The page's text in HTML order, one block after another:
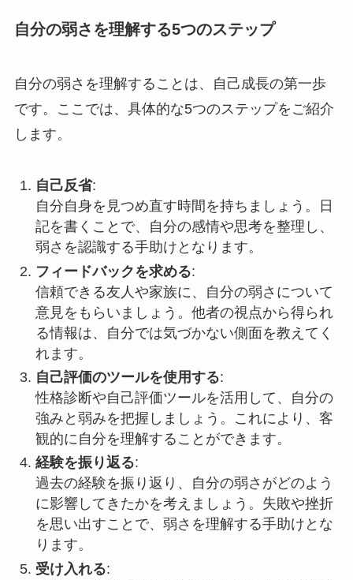
自分の弱さを理解する5つのステップ
自分の弱さを理解することは、自己成長の第一歩
です。ここでは、具体的な5つのステップをご紹介
します。
自己反省:
自分自身を見つめ直す時間を持ちましょう。日
記を書くことで、自分の感情や思考を整理し、
弱さを認識する手助けとなります。
フィードバックを求める:
信頼できる友人や家族に、自分の弱さについて
意見をもらいましょう。他者の視点から得られ
る情報は、自分では気づかない側面を教えてく
れます。
自己評価のツールを使用する:
性格診断や自己評価ツールを活用して、自分の
強みと弱みを把握しましょう。これにより、客
観的に自分を理解することができます。
経験を振り返る:
過去の経験を振り返り、自分の弱さがどのよう
に影響してきたかを考えましょう。失敗や挫折
を思い出すことで、弱さを理解する手助けとな
ります。
受け入れる: